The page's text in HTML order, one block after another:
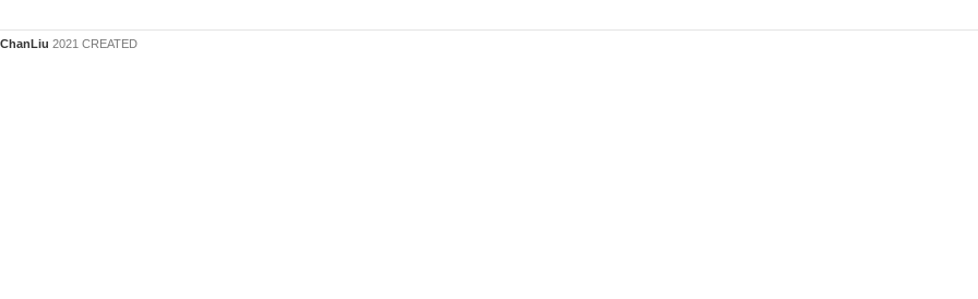
ChanLiu 2021 CREATED